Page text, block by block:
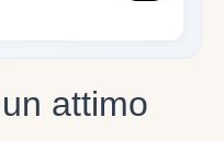
attimo